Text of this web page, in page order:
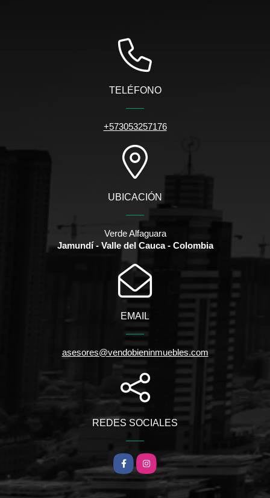
TELÉFONO
+573053257176
UBICACIÓN
Verde Alfaguara
Jamundí - Valle del Cauca - Colombia
EMAIL
asesores@vendobieninmuebles.com
REDES SOCIALES
FacebookInstagram